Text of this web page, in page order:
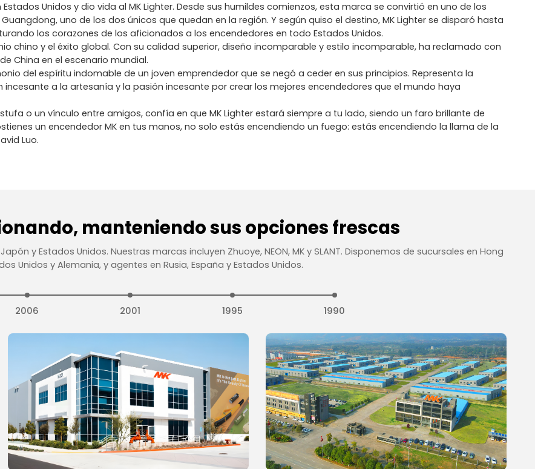
Unidos y dio vida al MK Lighter. Desde sus humildes comienzos, esta marca se convirtió en uno de los
uno de los dos únicos que quedan en la región. Y según quiso el destino, MK Lighter se disparó hasta
los corazones de los aficionados a los encendedores en todo Estados Unidos.
chino y el éxito global. Con su calidad superior, diseño incomparable y estilo incomparable, ha reclamado con
China en el escenario mundial.
del espíritu indomable de un joven emprendedor que se negó a ceder en sus principios. Representa la
a la artesanía y la pasión incesante por crear los mejores encendedores que el mundo haya
o un vínculo entre amigos, confía en que MK Lighter estará siempre a tu lado, siendo un faro brillante de
un encendedor MK en tus manos, no solo estás encendiendo un fuego: estás encendiendo la llama de la
Luo.
manteniendo sus opciones frescas
y Estados Unidos. Nuestras marcas incluyen Zhuoye, NEON, MK y SLANT. Disponemos de sucursales en Hong
Unidos y Alemania, y agentes en Rusia, España y Estados Unidos.
2006 2001 1995 1990